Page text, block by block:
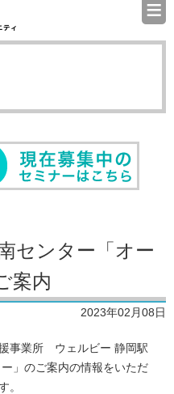
認定特定非営利活動法人（
≡
センター「オー
案内
2023年02月08日
事業所 ウェルビー 静岡駅
」のご案内の情報をいただ
。